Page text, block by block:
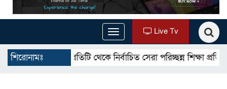
Toggle
navigation
Live Tv
শিরোনামঃ
প্রতিটি থেকে নির্বাচিত সেরা পরিচ্ছন্ন শিক্ষা প্রতিষ্ঠান